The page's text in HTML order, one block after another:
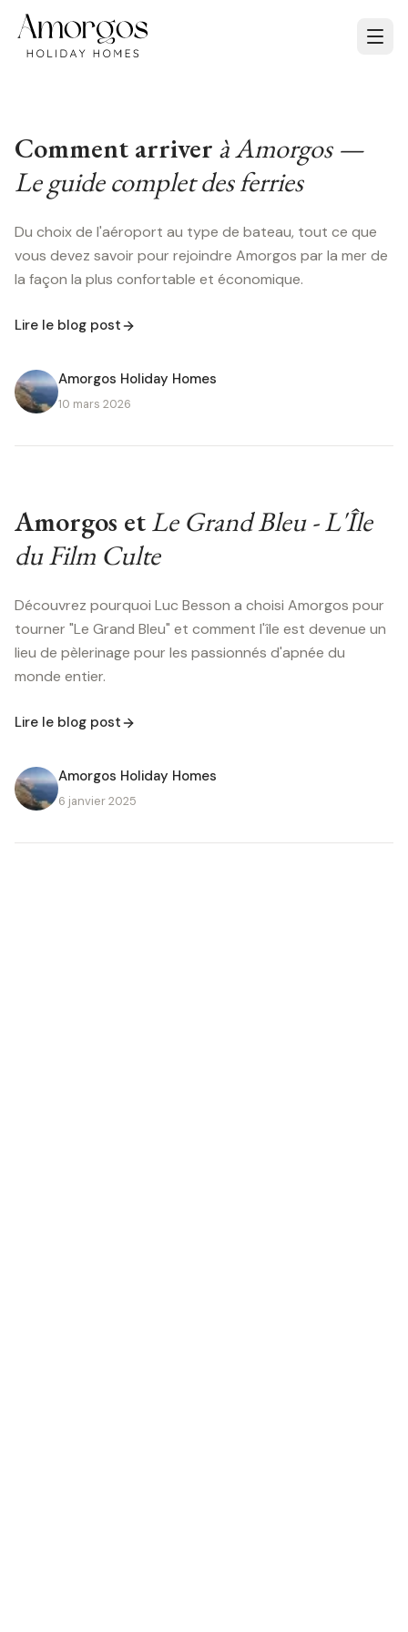
Comment arriver à Amorgos —
Le guide complet des ferries
Du choix de l'aéroport au type de bateau, tout ce que
vous devez savoir pour rejoindre Amorgos par la mer de
la façon la plus confortable et économique.
Lire le blog post
Amorgos Holiday Homes
10 mars 2026
Amorgos etLe Grand Bleu - L'Île
du Film Culte
Découvrez pourquoi Luc Besson a choisi Amorgos pour
tourner "Le Grand Bleu" et comment l'île est devenue un
lieu de pèlerinage pour les passionnés d'apnée du
monde entier.
Lire le blog post
Amorgos Holiday Homes
6 janvier 2025